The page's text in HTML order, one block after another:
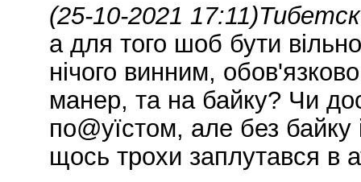
(25-10-2021 17:11)
а для того шоб бути
нічого винним,
манер, та на байку? Чи
по@уїстом, але без
щось трохи заплутався в